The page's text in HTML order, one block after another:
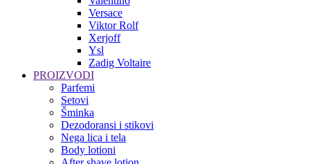
Versace
Viktor Rolf
Xerjoff
Ysl
Zadig Voltaire
PROIZVODI
Parfemi
Setovi
Šminka
Dezodoransi i stikovi
Nega lica i tela
Body lotioni